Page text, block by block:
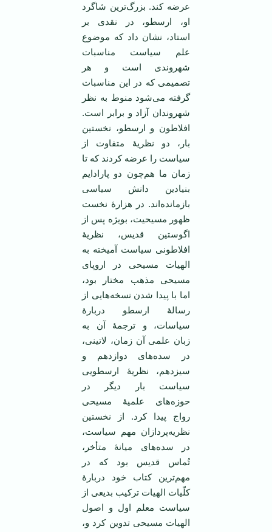
عرضه کند. بزرگ‌ترین شاگرد
او، ارسطو، در نقدی بر
استاد، نشان داد که موضوع
علم سیاست مناسبات
شهروندی است و هر
تصمیمی که در این مناسبات
گرفته می‌شود منوط به نظر
شهروندان آزاد و برابر است.
افلاطون و ارسطو، نخستین
بار، دو نظریۀ متفاوت از
سیاست را عرضه کردند که تا
زمان ما هم‌چون دو پارادایم
بنیادین دانش سیاسی
بازمانده‌اند. در هزارۀ نخست
ظهور مسیحیت، بویژه پس از
اگوستین قدیس، نظریۀ
افلاطونی سیاست آمیخته به
الهیات مسیحی در اروپای
مسیحی مذهب مختار بود،
اما با پیدا شدن نسخه‌هایی از
رسالۀ ارسطو دربارۀ
سیاسات، و ترجمۀ آن به
زبان علمی آن زمان، لاتینی،
در سده‌های دوازدهم و
سیزدهم، نظریۀ ارسطویی
سیاست بار دیگر در
حوزه‌های علمیۀ مسیحی
رواج پیدا کرد. از نخستین
نظریه‌پردازان مهم سیاست،
در سده‌های میانۀ متأخر،
تُماس قدیس بود که در
مهم‌ترین کتاب خود دربارۀ
کلّیات الهیات ترکیب بدیعی از
سیاست معلم اول و اصول
الهیات مسیحی تدوین کرد و،